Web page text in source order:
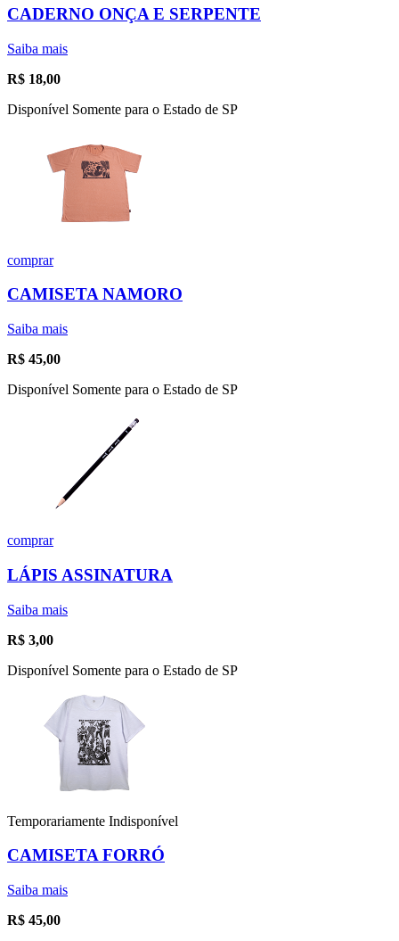
CADERNO ONÇA E SERPENTE
Saiba mais
R$ 18,00
Disponível Somente para o Estado de SP
comprar
CAMISETA NAMORO
Saiba mais
R$ 45,00
Disponível Somente para o Estado de SP
comprar
LÁPIS ASSINATURA
Saiba mais
R$ 3,00
Disponível Somente para o Estado de SP
Temporariamente Indisponível
CAMISETA FORRÓ
Saiba mais
R$ 45,00